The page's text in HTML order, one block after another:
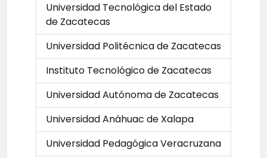
Universidad Tecnológica del Estado
de Zacatecas
Universidad Politécnica de Zacatecas
Instituto Tecnológico de Zacatecas
Universidad Autónoma de Zacatecas
Universidad Anáhuac de Xalapa
Universidad Pedagógica Veracruzana